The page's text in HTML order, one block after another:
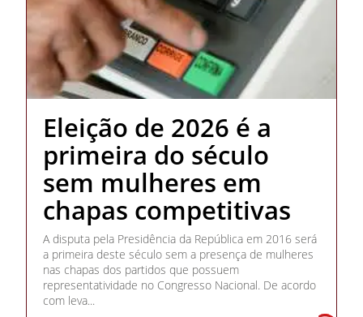
Eleição de 2026 é a
primeira do século
sem mulheres em
chapas competitivas
A disputa pela Presidência da República em 2016 será
a primeira deste século sem a presença de mulheres
nas chapas dos partidos que possuem
representatividade no Congresso Nacional. De acordo
com leva...